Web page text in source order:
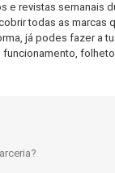
e revistas semanais
todas as marcas
já podes fazer a